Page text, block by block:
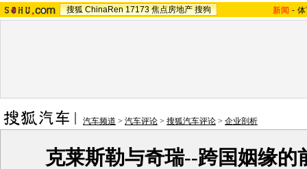
搜狐 ChinaRen 17173 焦点房地产 搜狗 新闻 -
汽车频道 > 汽车评论 > 搜狐汽车评论 > 企业剖析
克莱斯勒与奇瑞--跨国姻缘的